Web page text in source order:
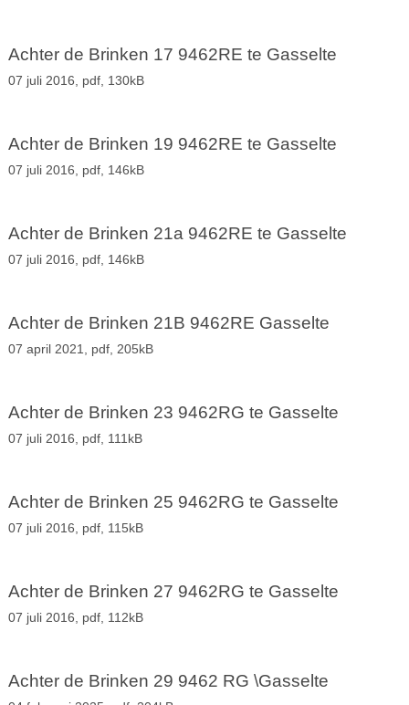
Achter de Brinken 17 9462RE te Gasselte
07 juli 2016, pdf, 130kB
Achter de Brinken 19 9462RE te Gasselte
07 juli 2016, pdf, 146kB
Achter de Brinken 21a 9462RE te Gasselte
07 juli 2016, pdf, 146kB
Achter de Brinken 21B 9462RE Gasselte
07 april 2021, pdf, 205kB
Achter de Brinken 23 9462RG te Gasselte
07 juli 2016, pdf, 111kB
Achter de Brinken 25 9462RG te Gasselte
07 juli 2016, pdf, 115kB
Achter de Brinken 27 9462RG te Gasselte
07 juli 2016, pdf, 112kB
Achter de Brinken 29 9462 RG \Gasselte